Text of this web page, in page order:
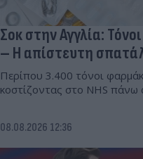
Σοκ στην Αγγλία:
– Η απίστευτη
Περίπου 3.400 τόνοι
κοστίζοντας στο NHS
08.08.2026 12:36